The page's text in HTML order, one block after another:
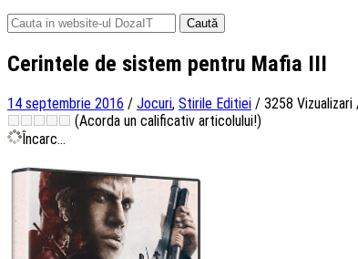
Caută
după:
Cerintele de sistem pentru Mafia III
14 septembrie 2016 / Jocuri, Stirile Editiei / 3258 Vizualizari
(Acorda un calificativ articolului!)
Încarc...